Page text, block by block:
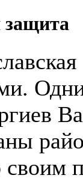
защита
своим